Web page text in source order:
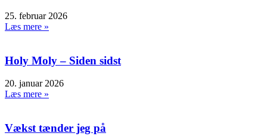
25. februar 2026
Læs mere »
Holy Moly – Siden sidst
20. januar 2026
Læs mere »
Vækst tænder jeg på